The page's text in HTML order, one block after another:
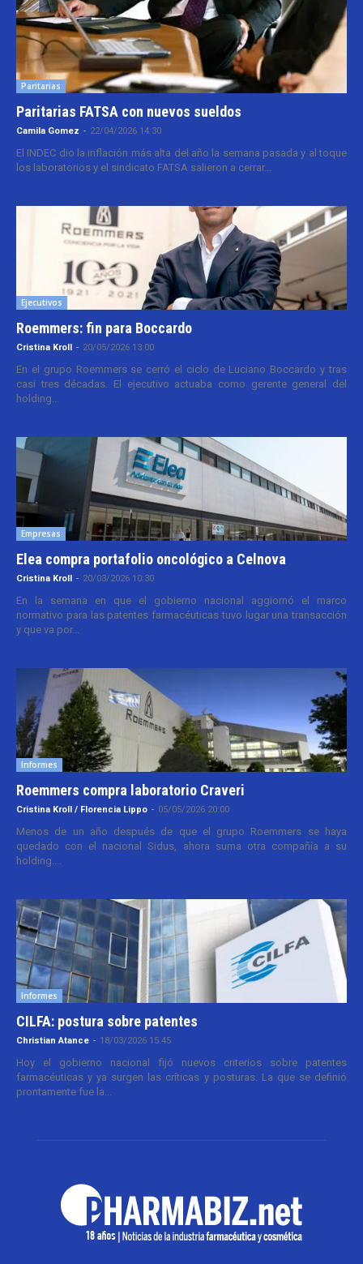
Paritarias
Paritarias FATSA con nuevos sueldos
Camila Gomez - 22/04/2026 14:30
El INDEC dio la inflación más alta del año la semana pasada y al toque
los laboratorios y el sindicato FATSA salieron a cerrar...
Ejecutivos
Roemmers: fin para Boccardo
Cristina Kroll - 20/05/2026 13:00
En el grupo Roemmers se cerró el ciclo de Luciano Boccardo y tras
casi tres décadas. El ejecutivo actuaba como gerente general del
holding...
Empresas
Elea compra portafolio oncológico a Celnova
Cristina Kroll - 20/03/2026 10:30
En la semana en que el gobierno nacional aggiornó el marco
normativo para las patentes farmacéuticas tuvo lugar una transacción
y que va por...
Informes
Roemmers compra laboratorio Craveri
Cristina Kroll / Florencia Lippo - 05/05/2026 20:00
Menos de un año después de que el grupo Roemmers se haya
quedado con el nacional Sidus, ahora suma otra compañía a su
holding....
Informes
CILFA: postura sobre patentes
Christian Atance - 18/03/2026 15:45
Hoy el gobierno nacional fijó nuevos criterios sobre patentes
farmacéuticas y ya surgen las críticas y posturas. La que se definió
prontamente fue la...